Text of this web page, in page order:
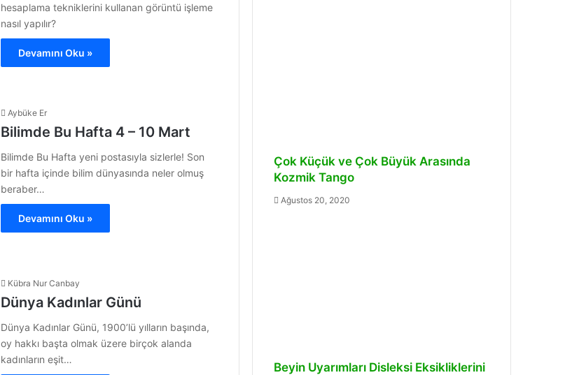
hesaplama tekniklerini kullanan görüntü işleme
nasıl yapılır?
Devamını Oku »
Aybüke Er
Bilimde Bu Hafta 4 – 10 Mart
Bilimde Bu Hafta yeni postasıyla sizlerle! Son
bir hafta içinde bilim dünyasında neler olmuş
beraber…
Devamını Oku »
Kübra Nur Canbay
Dünya Kadınlar Günü
Dünya Kadınlar Günü, 1900’lü yılların başında,
oy hakkı başta olmak üzere birçok alanda
kadınların eşit…
Çok Küçük ve Çok Büyük Arasında
Kozmik Tango
Ağustos 20, 2020
Beyin Uyarımları Disleksi Eksikliklerini